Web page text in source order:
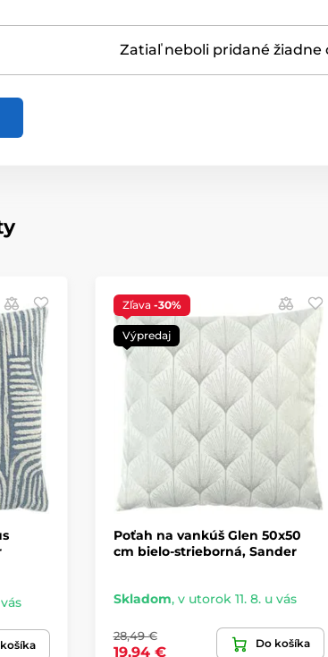
Zatiaľ neboli pridané žiadne
Zľava -30%
Výpredaj
Poťah na vankúš Glen 50x50
cm bielo-strieborná, Sander
Skladom, v utorok 11. 8. u vás
28,49 €
19,94 €
Do košíka